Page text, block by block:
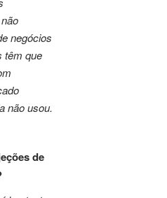
negócios
têm que
não usou.
de